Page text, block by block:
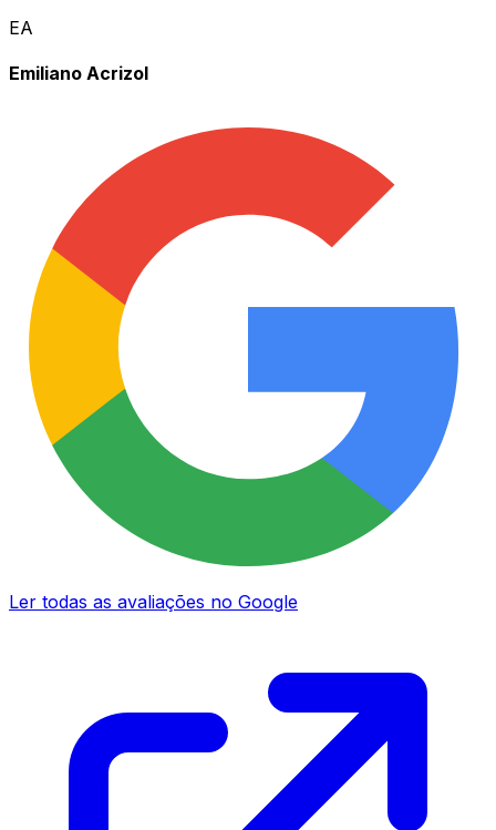
EA
Emiliano Acrizol
Ler todas as avaliações no Google